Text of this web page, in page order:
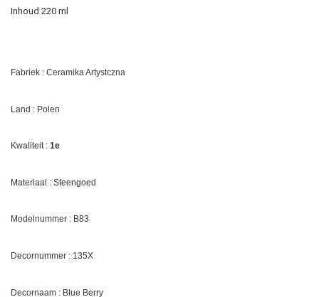
Inhoud 220 ml
Fabriek : Ceramika Artystczna
Land : Polen
Kwaliteit : 1e
Materiaal : Steengoed
Modelnummer : B83
Decornummer : 135X
Decornaam : Blue Berry